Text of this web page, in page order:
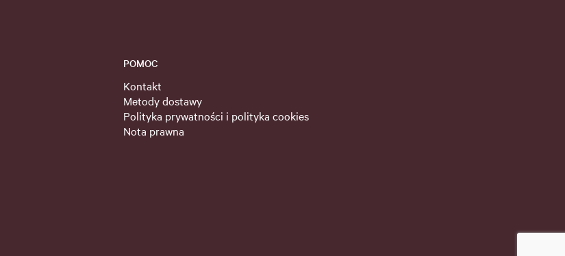
POMOC
Kontakt
Metody dostawy
Polityka prywatności i polityka cookies
Nota prawna